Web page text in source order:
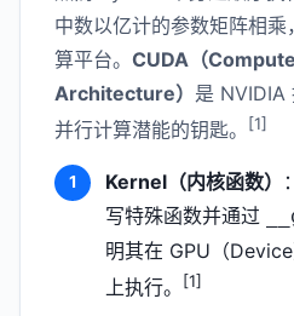
中数以亿计的参数矩阵相
算平台。 CUDA（
Architecture） 是 NVIDIA
并行计算潜能的钥匙。
[1]
Kernel（内核函数）
写特殊函数并通过
明其在 GPU（
上执行。
[1]